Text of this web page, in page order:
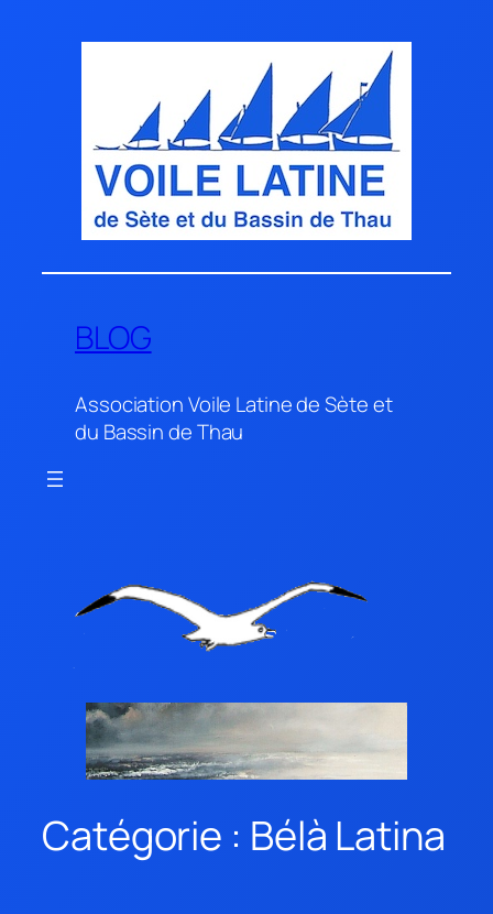
BLOG
Association Voile Latine de Sète et
du Bassin de Thau
Catégorie : Bélà Latina